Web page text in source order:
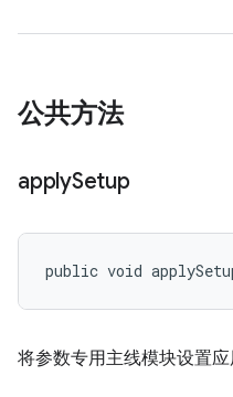
公共方法
applySetup
public void
将参数专用主线模块设置